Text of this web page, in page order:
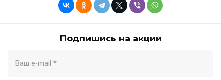
Подпишись на акции